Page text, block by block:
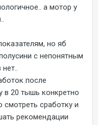
а мотор у
но яб
с непонятным
после
в 20 тышь конкретно
сработку и
рекомендации